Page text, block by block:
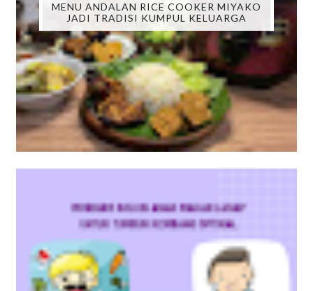
MENU ANDALAN RICE COOKER MIYAKO
JADI TRADISI KUMPUL KELUARGA